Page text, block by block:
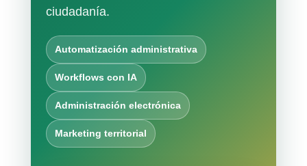
ciudadanía.
Automatización administrativa
Workflows con IA
Administración electrónica
Marketing territorial